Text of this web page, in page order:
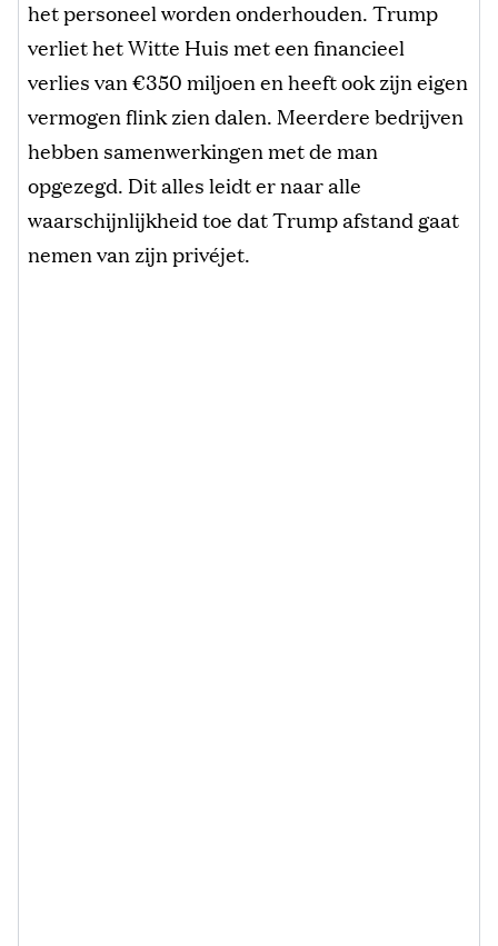
het personeel worden onderhouden. Trump
verliet het Witte Huis met een financieel
verlies van €350 miljoen en heeft ook zijn eigen
vermogen flink zien dalen. Meerdere bedrijven
hebben samenwerkingen met de man
opgezegd. Dit alles leidt er naar alle
waarschijnlijkheid toe dat Trump afstand gaat
nemen van zijn privéjet.